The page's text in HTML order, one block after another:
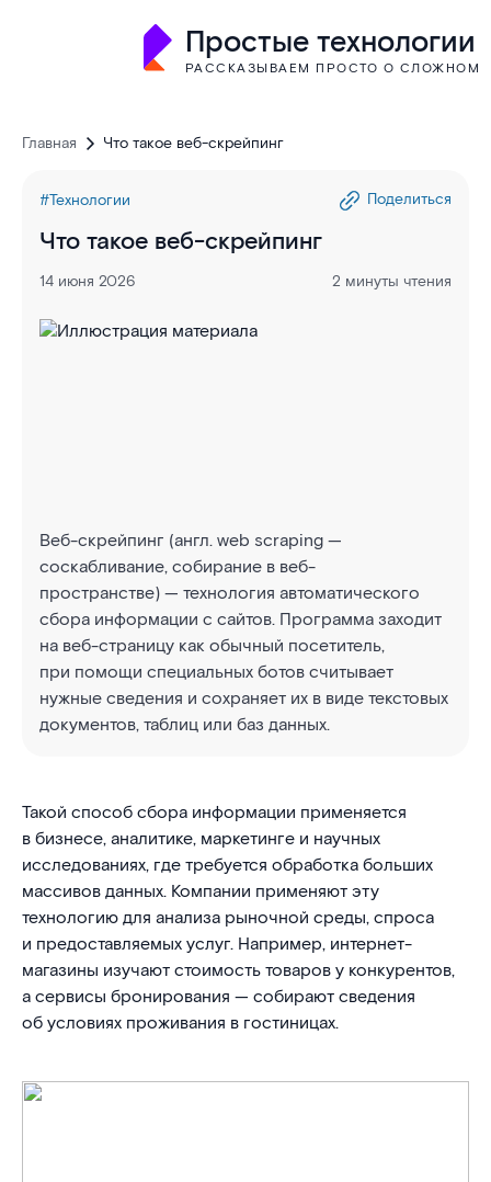
Простые технологии
РАССКАЗЫВАЕМ ПРОСТО О СЛОЖНОМ
Главная Что такое веб-скрейпинг
#Технологии Поделиться
Что такое веб-скрейпинг
14 июня 2026 2 минуты чтения
Веб-скрейпинг (англ. web scraping —
соскабливание, собирание в веб-
пространстве) — технология автоматического
сбора информации с сайтов. Программа заходит
на веб-страницу как обычный посетитель,
при помощи специальных ботов считывает
нужные сведения и сохраняет их в виде текстовых
документов, таблиц или баз данных.
Такой способ сбора информации применяется
в бизнесе, аналитике, маркетинге и научных
исследованиях, где требуется обработка больших
массивов данных. Компании применяют эту
технологию для анализа рыночной среды, спроса
и предоставляемых услуг. Например, интернет-
магазины изучают стоимость товаров у конкурентов,
а сервисы бронирования — собирают сведения
об условиях проживания в гостиницах.